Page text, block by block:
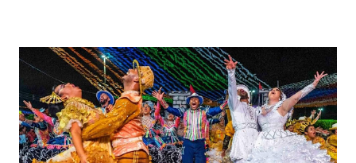
indiciamento para apropriar-se da volumosa herança. Em
1862, transferiu-se para o Rio de Janeiro e casou-se com
uma irmã do Visconde de Uruguai. O Barão de Maruim
apresentou uma grande dedicação à atividade agrícola, que
lhe proporcionou uma grande reserva financeira. João